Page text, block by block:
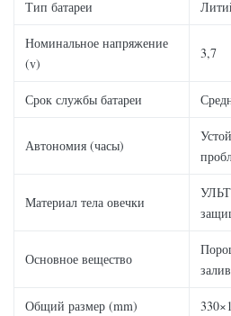
Тип батареи
Номинальное напряжение
(v)
3,7
Срок службы батареи
Автономия (часы)
Материал тела овечки
Основное вещество
Общий размер (mm)